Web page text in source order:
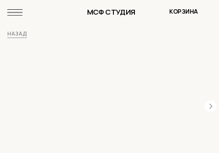
МСФ СТУДИЯ КОРЗИНА
НАЗАД